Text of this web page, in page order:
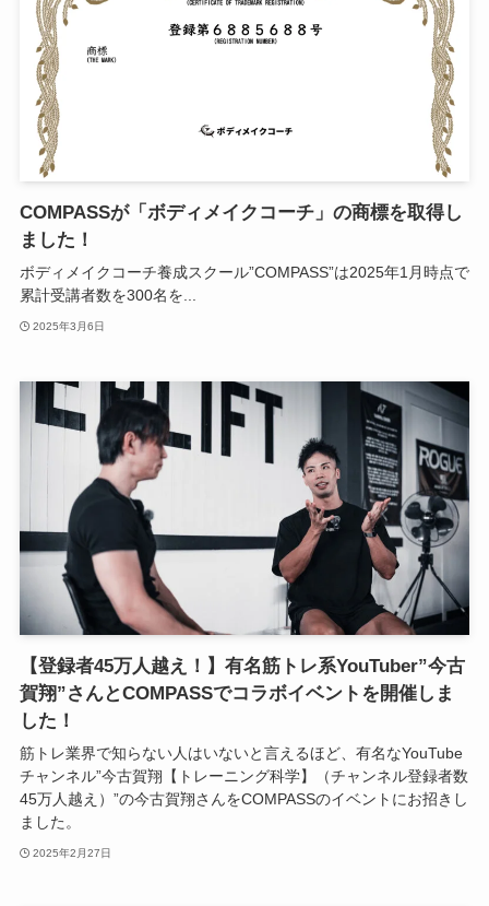
COMPASSが「ボディメイクコーチ」の商標を取得し
ました！
ボディメイクコーチ養成スクール”COMPASS”は2025年1月時点で
累計受講者数を300名を...
2025年3月6日
【登録者45万人越え！】有名筋トレ系YouTuber”今古
賀翔”さんとCOMPASSでコラボイベントを開催しま
した！
筋トレ業界で知らない人はいないと言えるほど、有名なYouTube
チャンネル”今古賀翔【トレーニング科学】（チャンネル登録者数
45万人越え）”の今古賀翔さんをCOMPASSのイベントにお招きし
ました。
2025年2月27日